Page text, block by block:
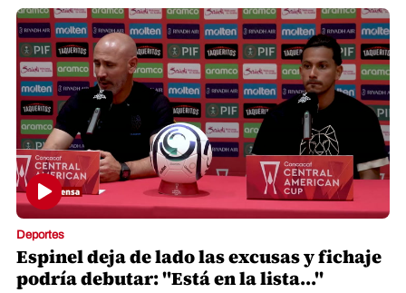
Deportes
Espinel deja de lado las excusas y fichaje
podría debutar: "Está en la lista..."